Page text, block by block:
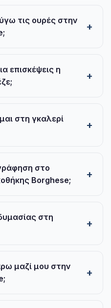
τις ουρές στην
επισκέψεις η
στη γκαλερί
στο
Borghese;
στη
μαζί μου στην